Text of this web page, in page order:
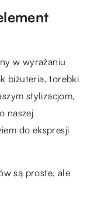
w wyrażaniu
biżuteria, torebki
stylizacjom,
naszej
do ekspresji
są proste, ale